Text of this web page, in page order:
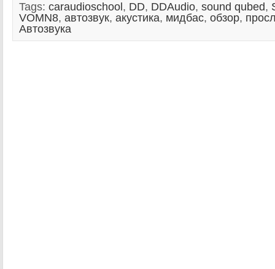
Tags: caraudioschool , DD, DDAudio, sound qubed,
VOMN8, автозвук, акустика, мидбас, обзор,
Автозвука